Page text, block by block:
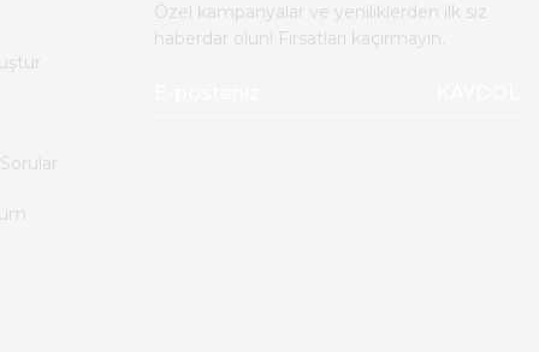
Özel kampanyalar ve yeniliklerden ilk siz
haberdar olun! Fırsatları kaçırmayın.